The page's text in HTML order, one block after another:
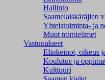
Hallinto
Saamelaiskäräjien
Yhteistoiminta- ja
Muut toimielimet
Vastuualueet
Elinkeinot, oikeus
Koulutus ja
Kulttuuri